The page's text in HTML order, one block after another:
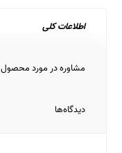
اطلاعات کلی
مشاوره در مورد محصول
دیدگاه‌ها